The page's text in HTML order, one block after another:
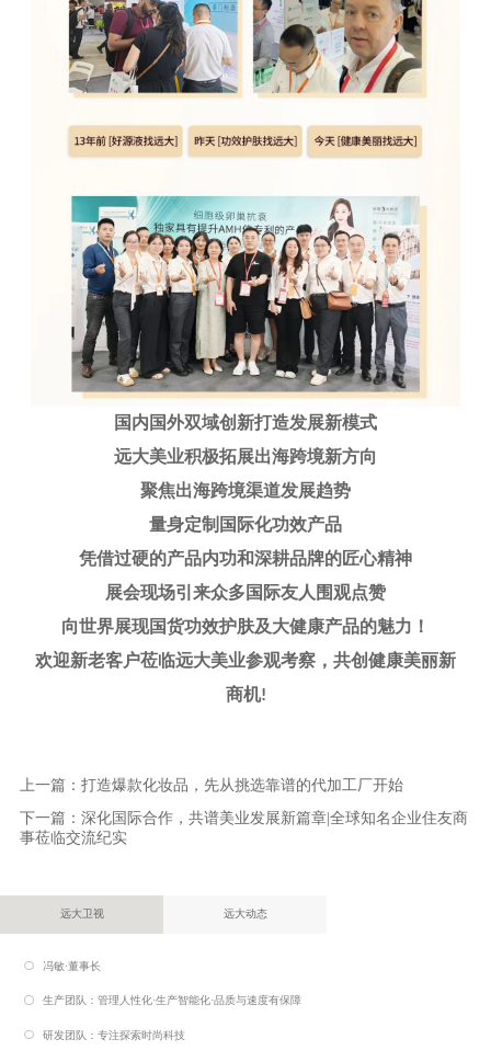
国内国外双域创新打造发展新模式
远大美业积极拓展出海跨境新方向
聚焦出海跨境渠道发展趋势
量身定制国际化功效产品
凭借过硬的产品内功和深耕品牌的匠心精神
展会现场引来众多国际友人围观点赞
向世界展现国货功效护肤及大健康产品的魅力！
欢迎新老客户莅临远大美业参观考察，共创健康美丽新
商机!
上一篇： 打造爆款化妆品，先从挑选靠谱的代加工厂开始
下一篇： 深化国际合作，共谱美业发展新篇章|全球知名企业住友商
事莅临交流纪实
远大卫视 远大动态
冯敏·董事长
生产团队：管理人性化·生产智能化·品质与速度有保障
研发团队：专注探索时尚科技